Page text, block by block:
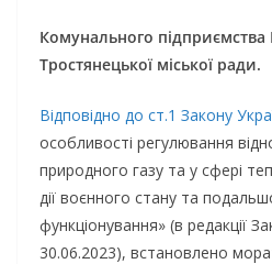
Комунального
Тростянецької міської ради.
Відповідно до ст.1 Закону
особливості регулювання
природного газу та у сфері
дії воєнного стану та
функціонування» (в редакції
30.06.2023), встановлено